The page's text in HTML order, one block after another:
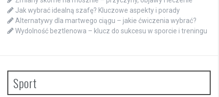
Jak wybrać idealną szafę? Kluczowe aspekty i porady
Alternatywy dla martwego ciągu – jakie ćwiczenia wybrać?
Wydolność beztlenowa – klucz do sukcesu w sporcie i treningu
Sport